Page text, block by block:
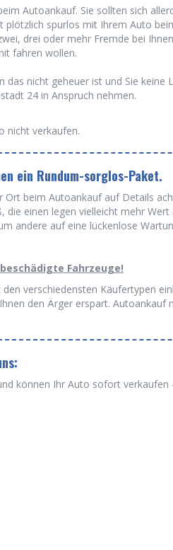
Autoankauf. Sie sollten sich
plötzlich spurlos mit Ihrem Auto
drei oder mehr Fremde bei
fahren wollen.
das nicht geheuer ist und Sie keine
24 in Anspruch nehmen.
nicht verkaufen.
ein Rundum-sorglos-Paket.
beim Autoankauf auf Details
einen legen vielleicht mehr
andere auf eine lückenlose
Fahrzeuge!
verschiedensten Käufertypen
den Ärger erspart. Autoankauf
können Ihr Auto sofort verkaufen